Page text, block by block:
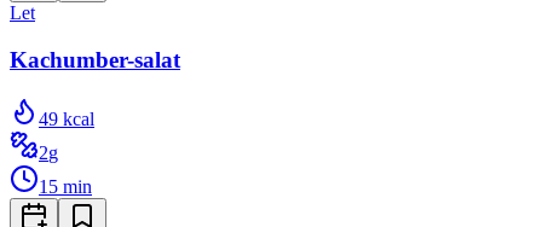
Let
Kachumber-salat
49 kcal
2g
15 min